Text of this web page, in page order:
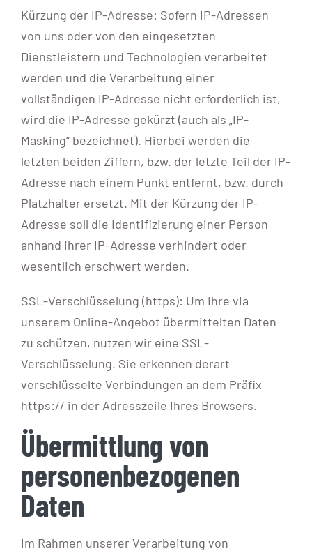
Kürzung der IP-Adresse: Sofern IP-Adressen
von uns oder von den eingesetzten
Dienstleistern und Technologien verarbeitet
werden und die Verarbeitung einer
vollständigen IP-Adresse nicht erforderlich ist,
wird die IP-Adresse gekürzt (auch als „IP-
Masking“ bezeichnet). Hierbei werden die
letzten beiden Ziffern, bzw. der letzte Teil der IP-
Adresse nach einem Punkt entfernt, bzw. durch
Platzhalter ersetzt. Mit der Kürzung der IP-
Adresse soll die Identifizierung einer Person
anhand ihrer IP-Adresse verhindert oder
wesentlich erschwert werden.
SSL-Verschlüsselung (https): Um Ihre via
unserem Online-Angebot übermittelten Daten
zu schützen, nutzen wir eine SSL-
Verschlüsselung. Sie erkennen derart
verschlüsselte Verbindungen an dem Präfix
https:// in der Adresszeile Ihres Browsers.
Übermittlung von
personenbezogenen
Daten
Im Rahmen unserer Verarbeitung von